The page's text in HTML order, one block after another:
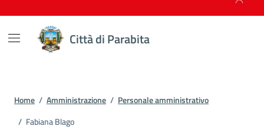
Città di Parabita
Home / Amministrazione / Personale amministrativo
/ Fabiana Blago